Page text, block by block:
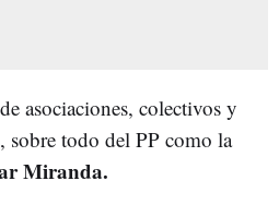
asociaciones, colectivos y
sobre todo del PP como la
Miranda.